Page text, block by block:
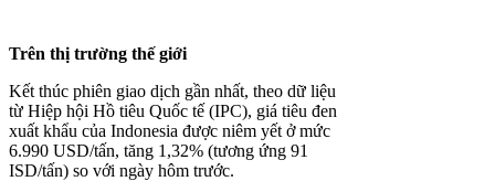
Trên thị trường thế giới
Kết thúc phiên giao dịch gần nhất, theo dữ liệu
từ Hiệp hội Hồ tiêu Quốc tế (IPC), giá tiêu đen
xuất khẩu của Indonesia được niêm yết ở mức
6.990 USD/tấn, tăng 1,32% (tương ứng 91
ISD/tấn) so với ngày hôm trước.